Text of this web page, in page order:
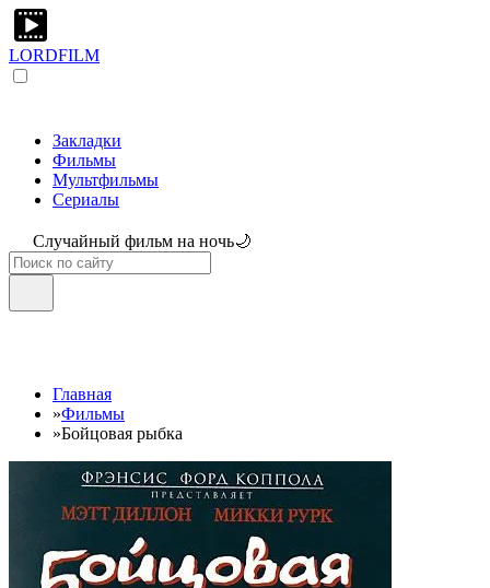
LORDFILM
Закладки
Фильмы
Мультфильмы
Сериалы
Случайный фильм на ночь🌙
Главная
»Фильмы
»Бойцовая рыбка